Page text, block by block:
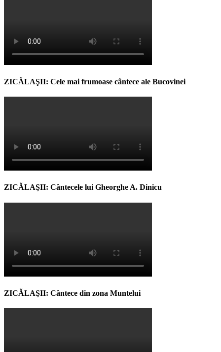
ZICĂLAŞII: Cele mai frumoase cântece ale Bucovinei
ZICĂLAŞII: Cântecele lui Gheorghe A. Dinicu
ZICĂLAŞII: Cântece din zona Muntelui